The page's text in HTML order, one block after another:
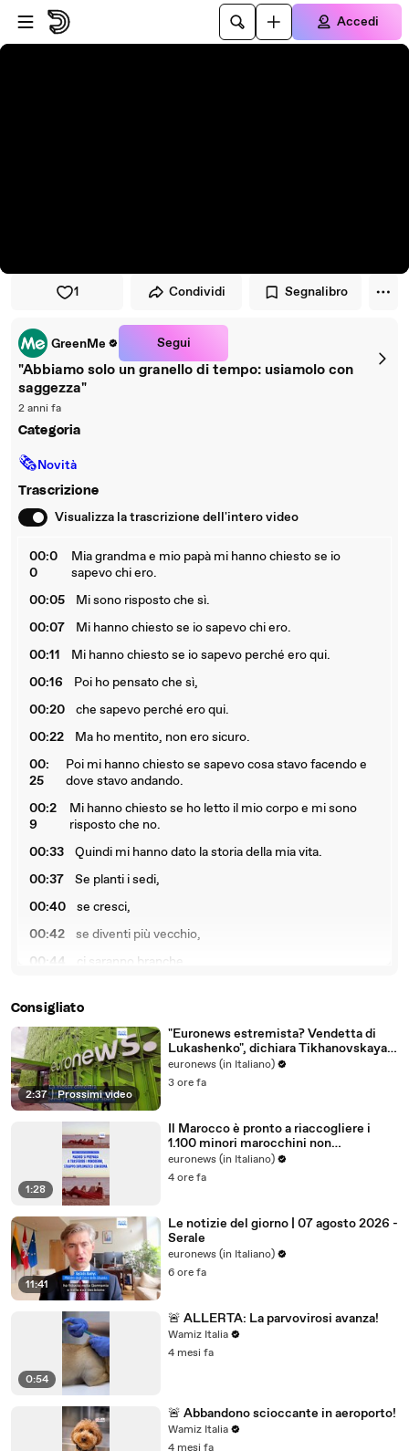
Vai al lettore
Passa al contenuto principale
Accedi
1 Condividi Segnalibro
GreenMe Segui
"Abbiamo solo un granello di tempo: usiamolo con
saggezza"
2 anni fa
Categoria
🗞Novità
Trascrizione
Visualizza la trascrizione dell'intero video
00:0
0
Mia grandma e mio papà mi hanno chiesto se io
sapevo chi ero.
00:05
Mi sono risposto che sì.
00:07
Mi hanno chiesto se io sapevo chi ero.
00:11
Mi hanno chiesto se io sapevo perché ero qui.
00:16
Poi ho pensato che sì,
00:20
che sapevo perché ero qui.
00:22
Ma ho mentito, non ero sicuro.
00:
25
Poi mi hanno chiesto se sapevo cosa stavo facendo e
dove stavo andando.
00:2
9
Mi hanno chiesto se ho letto il mio corpo e mi sono
risposto che no.
00:33
Quindi mi hanno dato la storia della mia vita.
00:37
Se planti i sedi,
00:40
se cresci,
00:42
se diventi più vecchio,
00:44
ci saranno branche.
00:49
e riuscirai a capire che ci sarà un fine.
00:52
Poterai tornare e tornare di nuovo.
00:55
Puoi continuare.
00:57
Non perdere il tuo tempo.
01:00
La vita è così corta su questa Terra,
ma la Terra è stata qui per milioni di anni.
01:06
Quindi oggi hai solo,
non nemmeno questo,
01:09
forse un grano di sale di vita.
01:11
Non lo perdere.
Consigliato
2:37 | Prossimi video
"Euronews estremista? Vendetta di
Lukashenko", dichiara Tikhanovskaya
in un'intervista
euronews (in Italiano)
3 ore fa
1:28
Il Marocco è pronto a riaccogliere i
1.100 minori marocchini non
accompagnati di Ceuta, ma con
condizioni
euronews (in Italiano)
4 ore fa
11:41
Le notizie del giorno | 07 agosto 2026 -
Serale
euronews (in Italiano)
6 ore fa
0:54
🚨 ALLERTA: La parvovirosi avanza!
Wamiz Italia
4 mesi fa
🚨 Abbandono scioccante in aeroporto!
Wamiz Italia